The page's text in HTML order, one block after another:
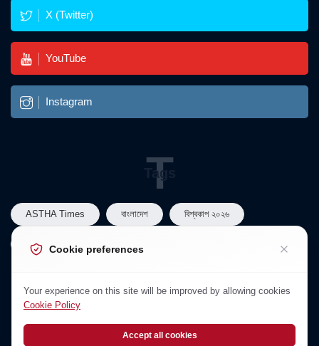
X (Twitter)
YouTube
Instagram
Tags
T
ASTHA Times বাংলাদেশ বিশ্বকাপ ২০২৬
তারেক রহমান বাংলাদেশ রাজনীতি
Newsletter
N
Subscribe to Our Newsletter
Cookie preferences
Your experience on this site will be improved by allowing cookies
Cookie Policy
Accept all cookies